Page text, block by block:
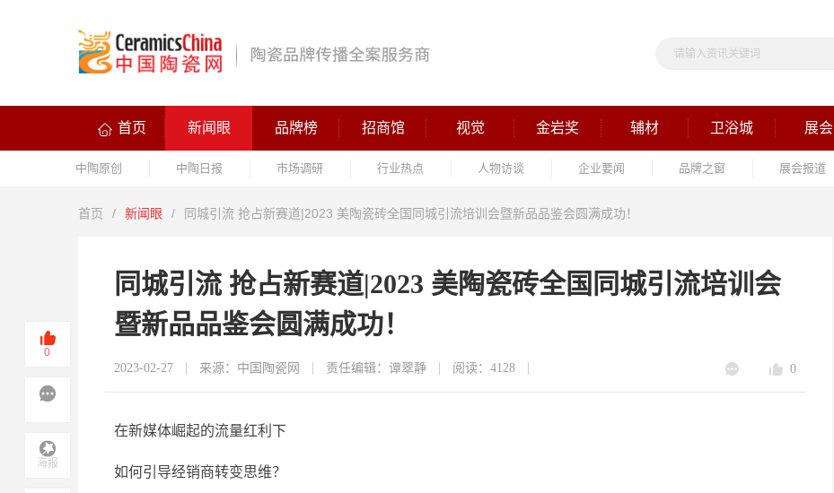
首页 新闻眼 品牌榜 招商馆 视觉 金岩奖 辅材 卫浴城 展会
中陶原创 中陶日报 市场调研 行业热点 人物访谈 企业要闻 品牌之窗 展会报道
首页 / 新闻眼 / 同城引流 抢占新赛道|2023 美陶瓷砖全国同城引流培训会暨新品品鉴会圆满成功！
同城引流 抢占新赛道|2023 美陶瓷砖全国同城引流培训会
暨新品品鉴会圆满成功！
2023-02-27 来源：中国陶瓷网 责任编辑：谭翠静 阅读：4128 0
在新媒体崛起的流量红利下
如何引导经销商转变思维？
0
海报